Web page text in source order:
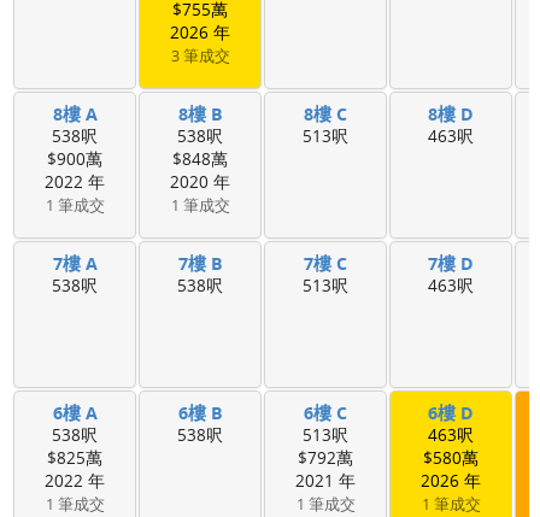
$755萬
2026 年
3 筆成交
8樓 A
538呎
$900萬
2022 年
1 筆成交
8樓 B
538呎
$848萬
2020 年
1 筆成交
8樓 C
513呎
8樓 D
463呎
7樓 A
538呎
7樓 B
538呎
7樓 C
513呎
7樓 D
463呎
6樓 A
538呎
$825萬
2022 年
1 筆成交
6樓 B
538呎
6樓 C
513呎
$792萬
2021 年
1 筆成交
6樓 D
463呎
$580萬
2026 年
1 筆成交